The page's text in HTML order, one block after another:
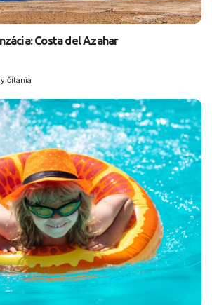
Costa del Azahar
čítania